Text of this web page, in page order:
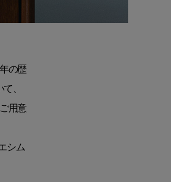
の歴
、
用意
シム